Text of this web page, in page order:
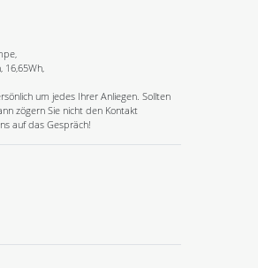
16,65Wh,
um jedes Ihrer Anliegen. Sollten
zögern Sie nicht den Kontakt
auf das Gespräch!